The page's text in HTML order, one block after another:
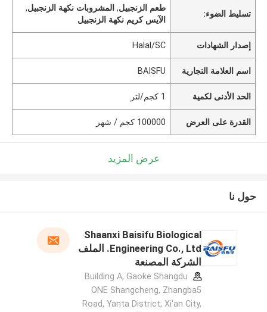
تسليط الضوء:
طعم الزنجبيل,المشروبات نكهة الزنجبيل,
الآيس كريم نكهة الزنجبيل
إصدار الشهادات Halal/SC
اسم العلامة التجارية BAISFU
الحد الأدنى لكمية 1 كجم/لتر
القدرة على العرض 100000 كجم / شهر
عرض المزيد
حول نا
Shaanxi Baisifu Biological
Engineering Co., Ltd. الملف
الشركة المصنعة
Building A, Gaoke Shangdu
ONE Shangcheng, Zhangba5
Road, Yanta District, Xi'an City,